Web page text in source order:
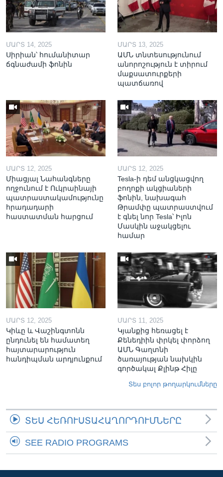
ՄԱՐՏ 14, 2025
Սիրիան՝ հումանիտար
ճգնաժամի ֆոնին
ՄԱՐՏ 13, 2025
ԱՄՆ տնտեսությունում
անորոշություն է տիրում
մաքսատուրքերի
պատճառով
ՄԱՐՏ 12, 2025
Միացյալ Նահանգները
ողջունում է Ուկրաինայի
պատրաստակամությունը
հրադադարի
հաստատման հարցում
ՄԱՐՏ 12, 2025
Tesla-ի դեմ անցկացվող
բողոքի ակցիաների
ֆոնին, նախագահ
Թրամփը պատրաստվում
է գնել նոր Tesla՝ Իլոն
Մասկին աջակցելու
համար
ՄԱՐՏ 12, 2025
Կիևը և Վաշինգտոնն
ընդունել են համատեղ
հայտարարություն
հանդիպման արդյունքում
ՄԱՐՏ 11, 2025
Կյանքից հեռացել է
Քենեդիին փրկել փորձող
ԱՄՆ Գաղտնի
ծառայության նախկին
գործակալ Քլինթ Հիլը
Տես բոլոր թողարկումները
ՏԵՍ ՀԵՌՈՒՍՏԱՀԱՂՈՐԴՈՒՄՆԵՐԸ
SEE RADIO PROGRAMS